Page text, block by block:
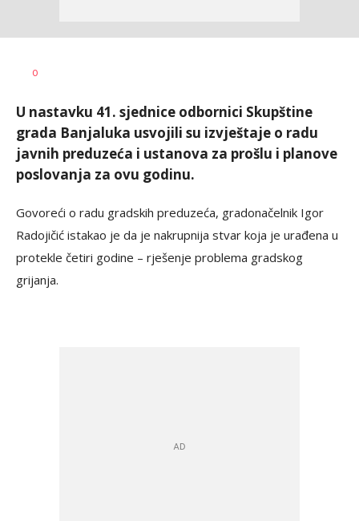
AUTOR
0
U nastavku 41. sjednice odbornici Skupštine
grada Banjaluka usvojili su izvještaje o radu
javnih preduzeća i ustanova za prošlu i planove
poslovanja za ovu godinu.
Govoreći o radu gradskih preduzeća, gradonačelnik Igor
Radojičić istakao je da je nakrupnija stvar koja je urađena u
protekle četiri godine – rješenje problema gradskog
grijanja.